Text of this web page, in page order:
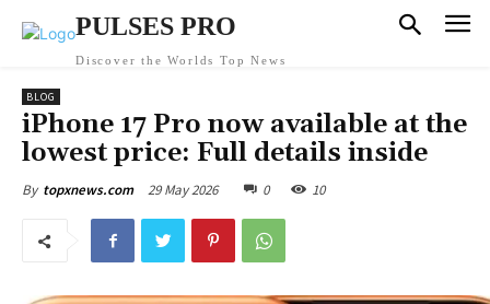
PULSES PRO
Discover the Worlds Top News
BLOG
iPhone 17 Pro now available at the
lowest price: Full details inside
By topxnews.com 29 May 2026 0 10